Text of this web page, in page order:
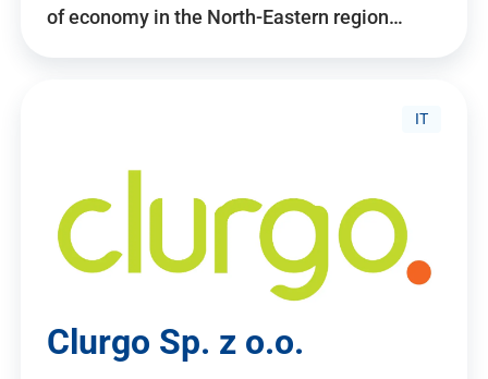
of economy in the North-Eastern region…
IT
Clurgo Sp. z o.o.